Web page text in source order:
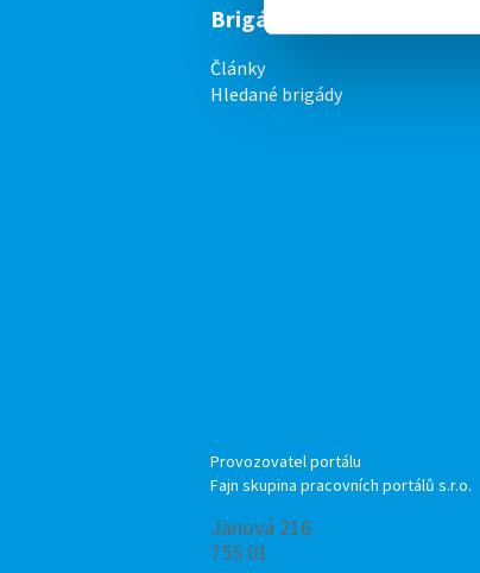
Brigádníci
Články
Hledané brigády
Provozovatel portálu
Fajn skupina pracovních portálů s.r.o.
Janová 216
755 01